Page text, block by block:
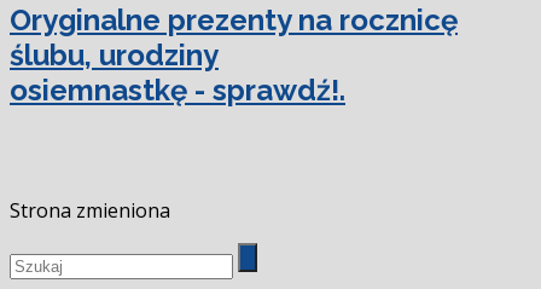
Oryginalne prezenty na rocznicę
ślubu, urodziny
osiemnastkę - sprawdź!.
Strona zmieniona